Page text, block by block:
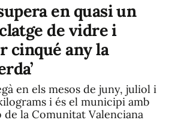
en quasi un
de vidre i
cinqué any la
en els mesos de juny, juliol i
i és el municipi amb
la Comunitat Valenciana